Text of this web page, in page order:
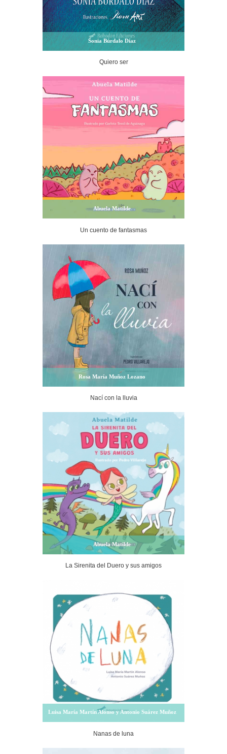
Sonia Búrdalo Díaz
Quiero ser
Abuela Matilde
Un cuento de fantasmas
Rosa María Muñoz Lozano
Nací con la lluvia
Abuela Matilde
La Sirenita del Duero y sus amigos
Luisa María Martín Alonso y Antonio Suárez Muñoz
Nanas de luna